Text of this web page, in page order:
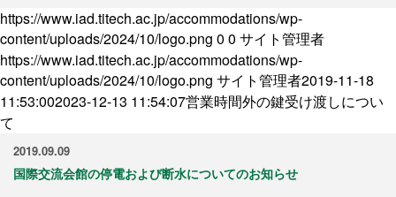
https://www.iad.titech.ac.jp/accommodations/wp-
content/uploads/2024/10/logo.png 0 0 サイト管理者
https://www.iad.titech.ac.jp/accommodations/wp-
content/uploads/2024/10/logo.png サイト管理者2019-11-18
11:53:002023-12-13 11:54:07営業時間外の鍵受け渡しについ
て
国際交流会館の停電および断水についてのお知らせ
2019.09.09